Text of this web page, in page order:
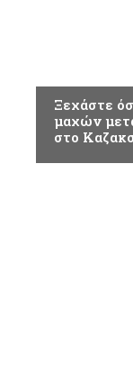
Ξεχάστε
μαχών
στο